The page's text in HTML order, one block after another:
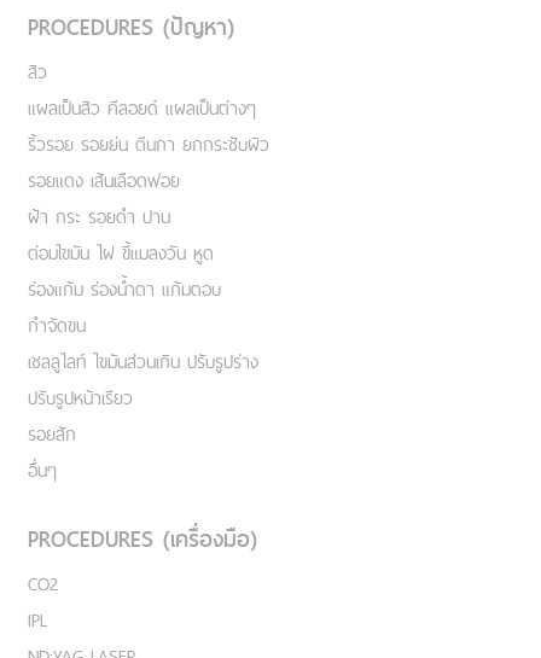
PROCEDURES (ปัญหา)
สิว
แผลเป็นสิว คีลอยด์ แผลเป็นต่างๆ
ริ้วรอย รอยย่น ตีนกา ยกกระชับผิว
รอยแดง เส้นเลือดฟอย
ฝ้า กระ รอยดำ ปาน
ต่อมไขมัน ไฝ ขี้แมลงวัน หูด
ร่องแก้ม ร่องน้ำตา แก้มตอบ
กำจัดขน
เชลลูไลท์ ไขมันส่วนเกิน ปรับรูปร่าง
ปรับรูปหน้าเรียว
รอยสัก
อื่นๆ
PROCEDURES (เครื่องมือ)
CO2
IPL